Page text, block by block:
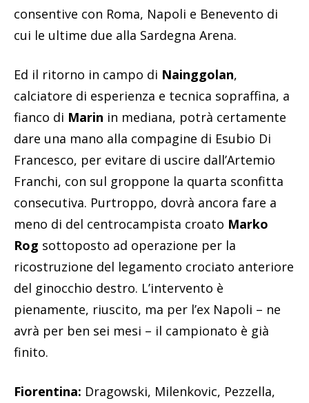
consentive con Roma, Napoli e Benevento di
cui le ultime due alla Sardegna Arena.
Ed il ritorno in campo di Nainggolan,
calciatore di esperienza e tecnica sopraffina, a
fianco di Marin in mediana, potrà certamente
dare una mano alla compagine di Esubio Di
Francesco, per evitare di uscire dall’Artemio
Franchi, con sul groppone la quarta sconfitta
consecutiva. Purtroppo, dovrà ancora fare a
meno di del centrocampista croato Marko
Rog sottoposto ad operazione per la
ricostruzione del legamento crociato anteriore
del ginocchio destro. L’intervento è
pienamente, riuscito, ma per l’ex Napoli – ne
avrà per ben sei mesi – il campionato è già
finito.
Fiorentina: Dragowski, Milenkovic, Pezzella,